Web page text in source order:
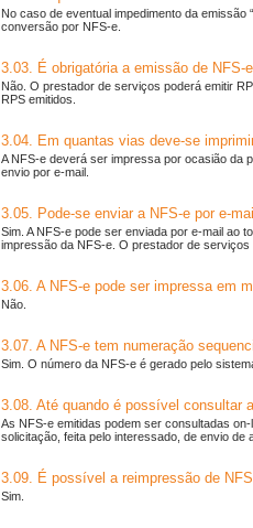
No caso de eventual impedimento da
conversão por NFS-e.
3.03. É obrigatória a emissão de NFS-e
Não. O prestador de serviços poderá emitir
RPS emitidos.
3.04. Em quantas vias deve-se
A NFS-e deverá ser impressa por ocasião da
envio por e-mail.
3.05. Pode-se enviar a NFS-e por e-
Sim. A NFS-e pode ser enviada por e-mail ao
impressão da NFS-e. O prestador de
3.06. A NFS-e pode ser impressa em
Não.
3.07. A NFS-e tem numeração
Sim. O número da NFS-e é gerado pelo
3.08. Até quando é possível consultar
As NFS-e emitidas podem ser consultadas
solicitação, feita pelo interessado, de envio de
3.09. É possível a reimpressão de
Sim.